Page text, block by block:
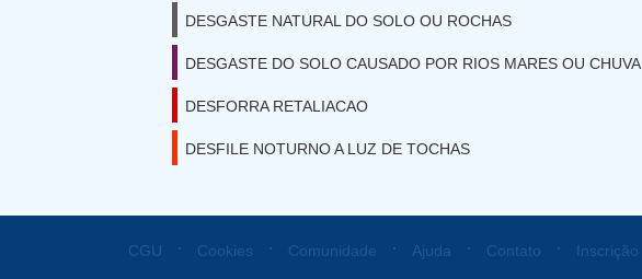
DESGASTE NATURAL DO SOLO OU ROCHAS
DESGASTE DO SOLO CAUSADO POR RIOS MARES OU CHUVA
DESFORRA RETALIACAO
DESFILE NOTURNO A LUZ DE TOCHAS
CGU ⋅ Cookies ⋅ Comunidade ⋅ Ajuda ⋅ Contato ⋅ Inscrição